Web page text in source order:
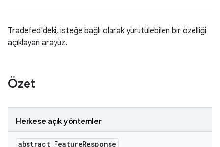
Tradefed'deki, isteğe bağlı olarak yürütülebilen bir özelliği
açıklayan arayüz.
Özet
Herkese açık yöntemler
abstract FeatureResponse